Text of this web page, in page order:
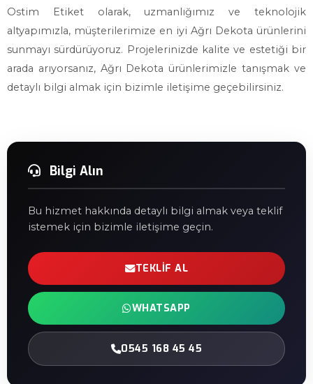
Ostim Etiket olarak, uzmanlığımız ve teknolojik
altyapımızla, müşterilerimize en iyi Ağrı Dekota ürünlerini
sunmayı sürdürüyoruz. Projelerinizde kalite ve estetiği bir
arada arıyorsanız, Ağrı Dekota ürünlerimizle tanışmak ve
detaylı bilgi almak için bizimle iletişime geçebilirsiniz.
Bilgi Alın
Bu hizmet hakkında detaylı bilgi almak veya teklif
istemek için bizimle iletişime geçin.
TEKLIF AL
WHATSAPP
0545 168 45 45